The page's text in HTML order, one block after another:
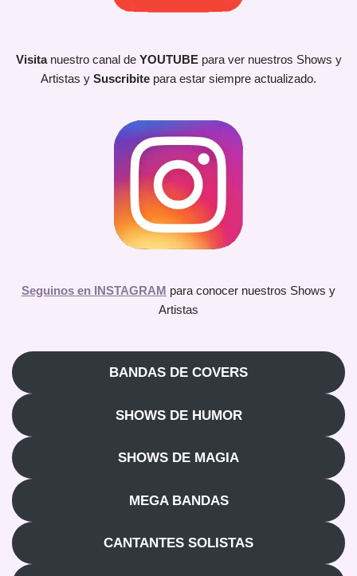
Visita nuestro canal de YOUTUBEpara ver nuestros Shows y
Artistas y Suscribite para estar siempre actualizado.
Seguinos en INSTAGRAM para conocer nuestros Shows y
Artistas
BANDAS DE COVERS
SHOWS DE HUMOR
SHOWS DE MAGIA
MEGA BANDAS
CANTANTES SOLISTAS